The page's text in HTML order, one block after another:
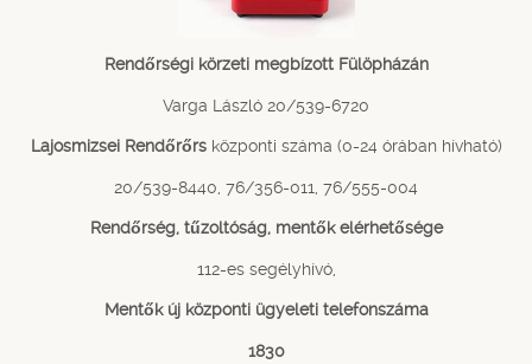
Rendőrségi körzeti megbízott Fülöpházán
Varga László 20/539-6720
Lajosmizsei Rendőrőrsközponti száma (0-24 órában hívható)
20/539-8440, 76/356-011, 76/555-004
Rendőrség, tűzoltóság, mentők elérhetősége
112-es segélyhívó,
Mentők új központi ügyeleti telefonszáma
1830